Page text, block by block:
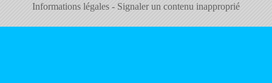
Informations légales
Signaler un contenu inapproprié